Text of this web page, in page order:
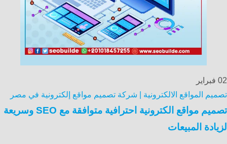
02 فبراير
تصميم المواقع الالكترونية | شركة تصميم مواقع إلكترونية في مصر
تصميم مواقع الكترونية احترافية متوافقة مع SEO وسريعة
لزيادة المبيعات